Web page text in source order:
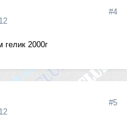
#4
2000г
#5